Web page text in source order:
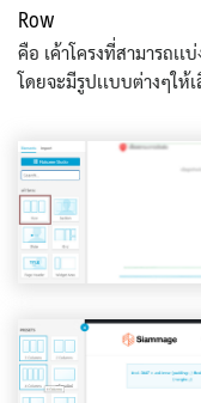
Row
คือ เค้าโครงที่สามารถเ
โดยจะมีรูปเเบบต่างๆให้